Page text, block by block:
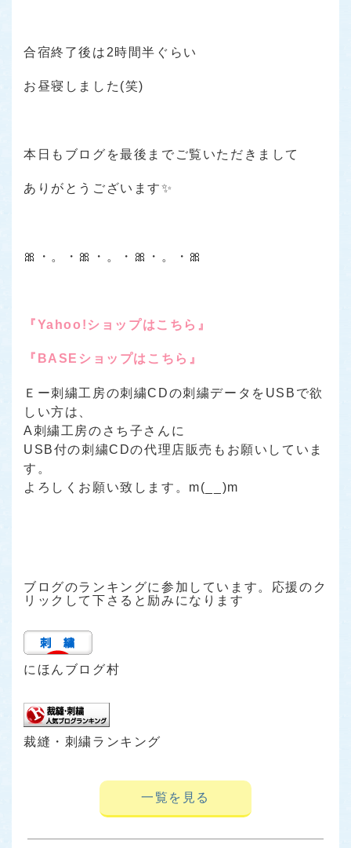
合宿終了後は2時間半ぐらい
お昼寝しました(笑)
本日もブログを最後までご覧いただきまして
ありがとうございます✨
🎀・。・🎀・。・🎀・。・🎀
『Yahoo!ショップはこちら』
『BASEショップはこちら』
Ｅー刺繍工房の刺繍CDの刺繍データをUSBで欲
しい方は、
A刺繍工房のさち子さんに
USB付の刺繍CDの代理店販売もお願いしていま
す。
よろしくお願い致します。m(__)m
ブログのランキングに参加しています。応援のク
リックして下さると励みになります
にほんブログ村
裁縫・刺繍ランキング
一覧を見る